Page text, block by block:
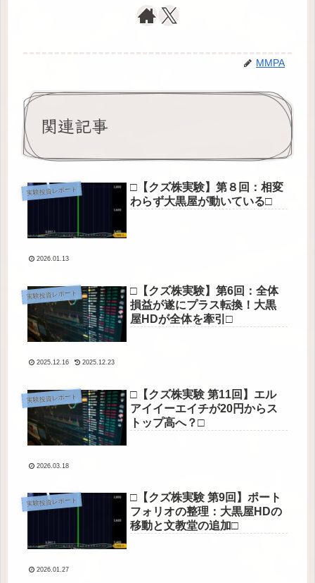
MMPA
関連記事
実験投資レポート
□【クズ株実験】第８回：相変
わらず大黒屋が動いている□
2026.01.13
実験投資レポート
□【クズ株実験】第6回：全体
損益が遂にプラス転換！大黒
屋HDが全体を牽引□
2025.12.16 2025.12.23
実験投資レポート
□【クズ株実験 第11回】エル
アイイーエイチが20円からス
トップ高へ？□
2026.03.18
実験投資レポート
□【クズ株実験 第9回】ポート
フォリオの整理：大黒屋HDの
移動と文教堂の追加□
2026.01.27